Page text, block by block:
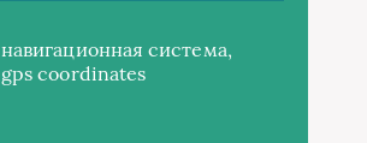
навигационная система,
gps coordinates